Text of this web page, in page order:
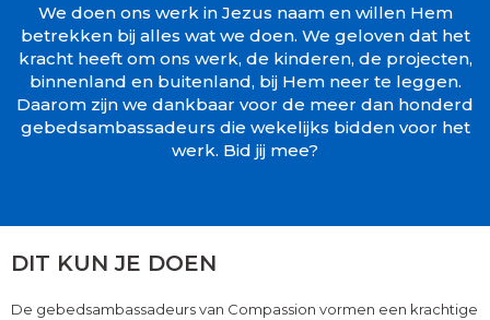
We doen ons werk in Jezus naam en willen Hem
betrekken bij alles wat we doen. We geloven dat het
kracht heeft om ons werk, de kinderen, de projecten,
binnenland en buitenland, bij Hem neer te leggen.
Daarom zijn we dankbaar voor de meer dan honderd
gebedsambassadeurs die wekelijks bidden voor het
werk. Bid jij mee?
DIT KUN JE DOEN
De gebedsambassadeurs van Compassion vormen een krachtige